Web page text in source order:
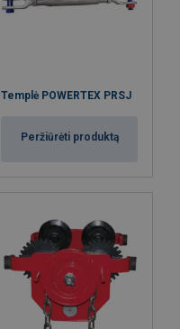
Templė POWERTEX PRSJ
Peržiūrėti produktą